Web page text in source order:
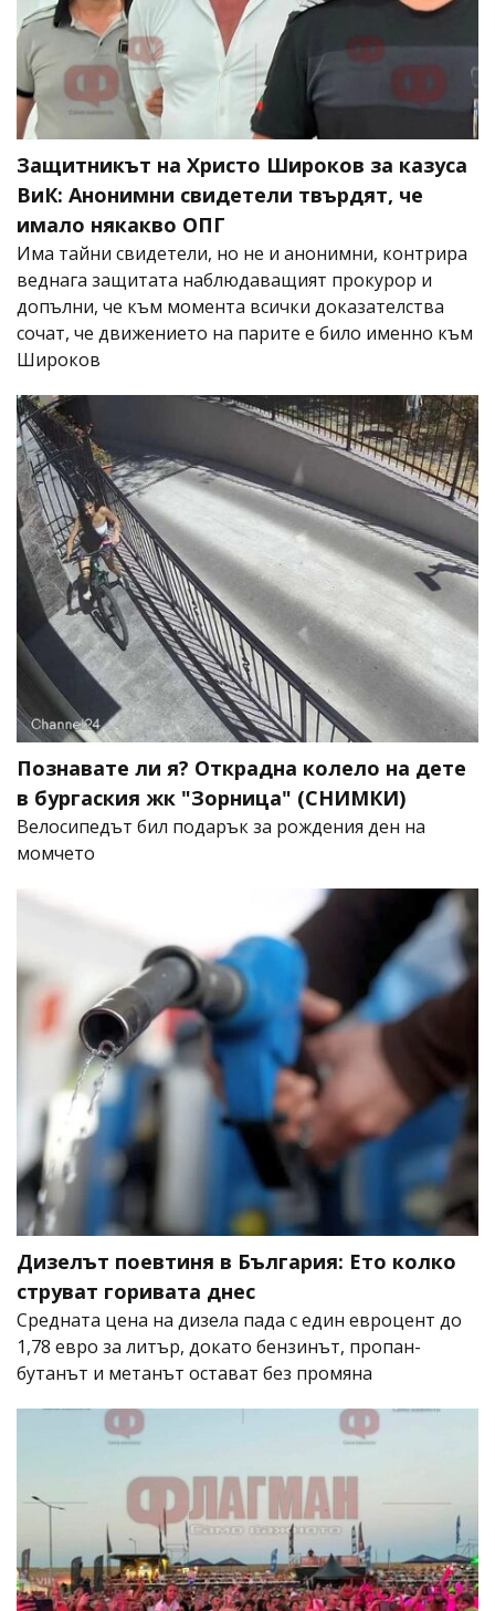
Защитникът на Христо Широков за казуса
ВиК: Анонимни свидетели твърдят, че
имало някакво ОПГ
Има тайни свидетели, но не и анонимни, контрира
веднага защитата наблюдаващият прокурор и
допълни, че към момента всички доказателства
сочат, че движението на парите е било именно към
Широков
Познавате ли я? Открадна колело на дете
в бургаския жк "Зорница" (СНИМКИ)
Велосипедът бил подарък за рождения ден на
момчето
Дизелът поевтиня в България: Ето колко
струват горивата днес
Средната цена на дизела пада с един евроцент до
1,78 евро за литър, докато бензинът, пропан-
бутанът и метанът остават без промяна